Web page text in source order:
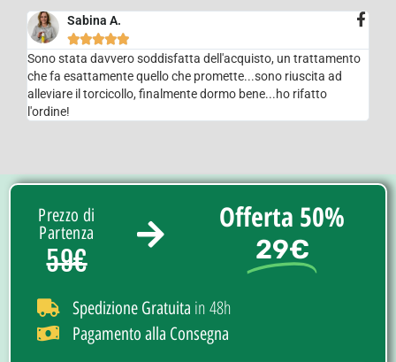
Sabina A.

Sono stata davvero soddisfatta dell'acquisto, un trattamento
che fa esattamente quello che promette...sono riuscita ad
alleviare il torcicollo, finalmente dormo bene...ho rifatto
l'ordine!
Prezzo di
Partenza
59€
Offerta 50%
29€
Spedizione Gratuita in 48h
Pagamento alla Consegna